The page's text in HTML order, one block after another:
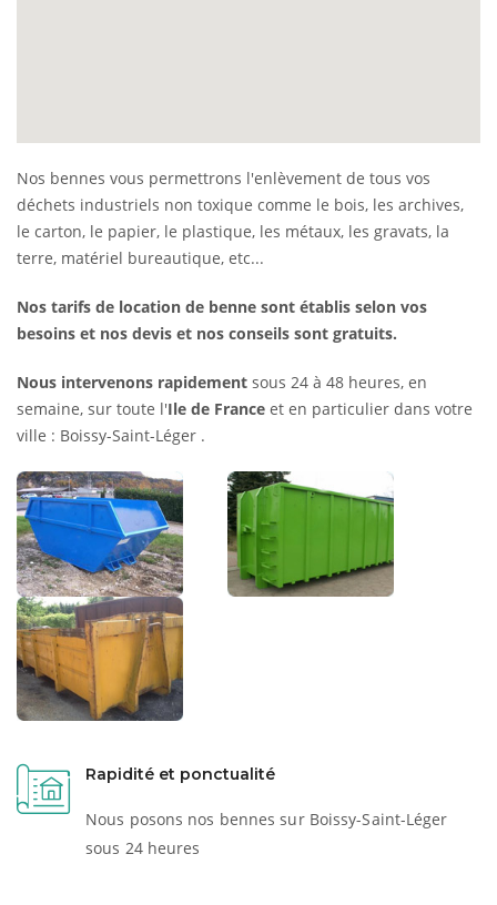
Nos bennes vous permettrons l'enlèvement de tous vos
déchets industriels non toxique comme le bois, les archives,
le carton, le papier, le plastique, les métaux, les gravats, la
terre, matériel bureautique, etc...
Nos tarifs de location de benne sont établis selon vos
besoins et nos devis et nos conseils sont gratuits.
Nous intervenons rapidement sous 24 à 48 heures, en
semaine, sur toute l'Ile de France et en particulier dans votre
ville : Boissy-Saint-Léger .
Rapidité et ponctualité
Nous posons nos bennes sur Boissy-Saint-Léger
sous 24 heures